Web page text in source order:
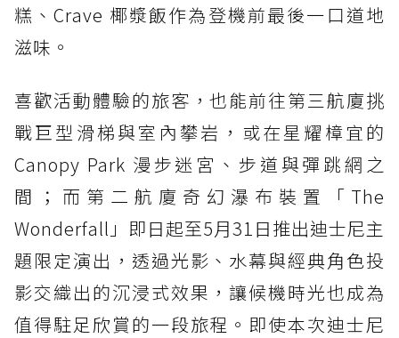
糕、Crave 椰漿飯作為登機前最後一口道地
滋味。
喜歡活動體驗的旅客，也能前往第三航廈挑
戰巨型滑梯與室內攀岩，或在星耀樟宜的
Canopy Park 漫步迷宮、步道與彈跳網之
間；而第二航廈奇幻瀑布裝置「The
Wonderfall」即日起至5月31日推出迪士尼主
題限定演出，透過光影、水幕與經典角色投
影交織出的沉浸式效果，讓候機時光也成為
值得駐足欣賞的一段旅程。即使本次迪士尼